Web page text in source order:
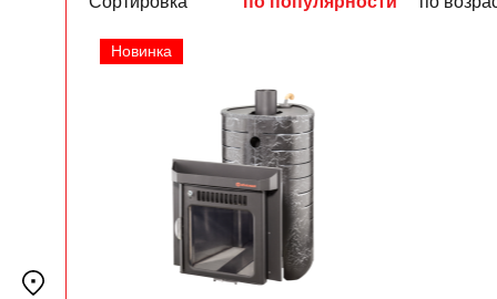
Новинка